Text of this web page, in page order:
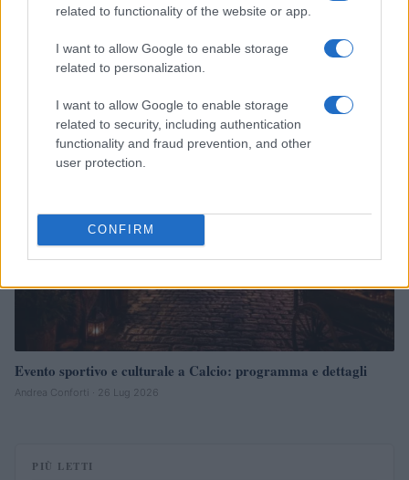
related to functionality of the website or app.
I want to allow Google to enable storage
related to personalization.
I want to allow Google to enable storage
related to security, including authentication
functionality and fraud prevention, and other
user protection.
CONFIRM
Quando il gioco di squadra insegna a vivere: calcio, storia e
valore educativo
Francesca Lombardi · 27 Lug 2026
Evento sportivo e culturale a Calcio: programma e dettagli
Andrea Conforti · 26 Lug 2026
PIÙ LETTI